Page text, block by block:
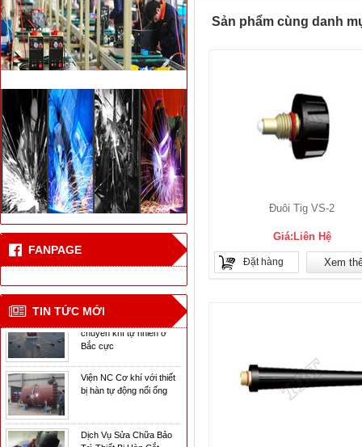
FANPAGE
TIN TỨC MỚI
Thiết bị hàn đối đầu cốt
thép bê tông cho nhà
cao tầng
mới
CN hàn mới cho tàu vận
chuyển khí tự nhiên ở
Bắc cực
Máy Hàn Điện Tử-Vật
Sản phẩm cùng danh
Đuôi Tig VS-2
Giá:Liên Hệ
Đặt hàng Xem